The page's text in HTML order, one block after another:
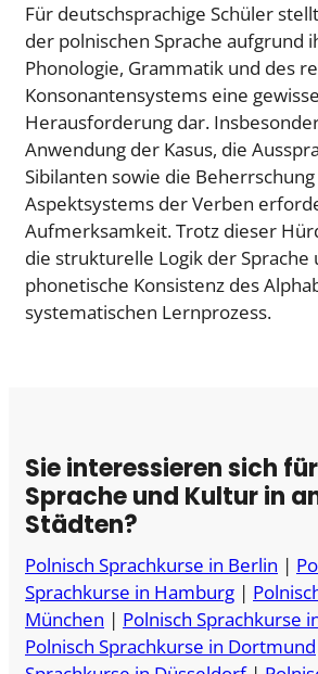
Für deutschsprachige Schüler
der polnischen Sprache aufgrund
Phonologie, Grammatik und des
Konsonantensystems eine gewisse
Herausforderung dar.
Anwendung der Kasus, die
Sibilanten sowie die
Aspektsystems der Verben
Aufmerksamkeit. Trotz dieser
die strukturelle Logik der Sprache
phonetische Konsistenz des
systematischen Lernprozess.
Sie interessieren sich
Sprache und Kultur in
Städten?
Polnisch Sprachkurse in Berlin |
Sprachkurse in Hamburg |
München | Polnisch Sprachkurse
Polnisch Sprachkurse in Dortmund